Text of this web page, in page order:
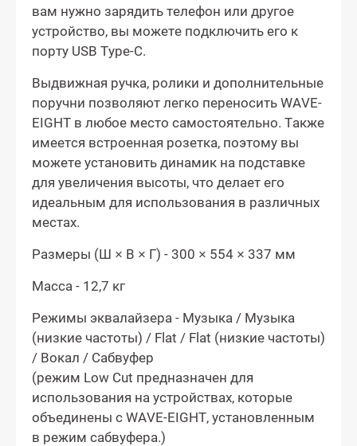
вам нужно зарядить телефон или другое
устройство, вы можете подключить его к
порту USB Type-C.
Выдвижная ручка, ролики и дополнительные
поручни позволяют легко переносить WAVE-
EIGHT в любое место самостоятельно. Также
имеется встроенная розетка, поэтому вы
можете установить динамик на подставке
для увеличения высоты, что делает его
идеальным для использования в различных
местах.
Размеры (Ш × В × Г) - 300 × 554 × 337 мм
Масса - 12,7 кг
Режимы эквалайзера - Музыка / Музыка
(низкие частоты) / Flat / Flat (низкие частоты)
/ Вокал / Сабвуфер
(режим Low Cut предназначен для
использования на устройствах, которые
объединены с WAVE-EIGHT, установленным
в режим сабвуфера.)